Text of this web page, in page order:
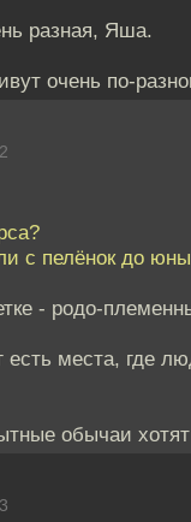
разная, Яша.
очень по-
с пелёнок до
- родо-
есть места, где
обычаи